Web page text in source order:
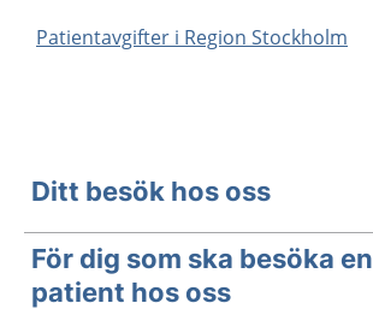
Patientavgifter i Region Stockholm
Ditt besök hos oss
För dig som ska besöka en
patient hos oss